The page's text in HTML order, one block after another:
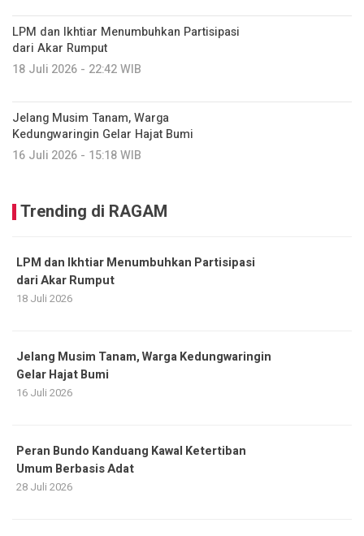
LPM dan Ikhtiar Menumbuhkan Partisipasi
dari Akar Rumput
18 Juli 2026 - 22:42 WIB
Jelang Musim Tanam, Warga
Kedungwaringin Gelar Hajat Bumi
16 Juli 2026 - 15:18 WIB
Trending di RAGAM
LPM dan Ikhtiar Menumbuhkan Partisipasi
dari Akar Rumput
18 Juli 2026
Jelang Musim Tanam, Warga Kedungwaringin
Gelar Hajat Bumi
16 Juli 2026
Peran Bundo Kanduang Kawal Ketertiban
Umum Berbasis Adat
28 Juli 2026